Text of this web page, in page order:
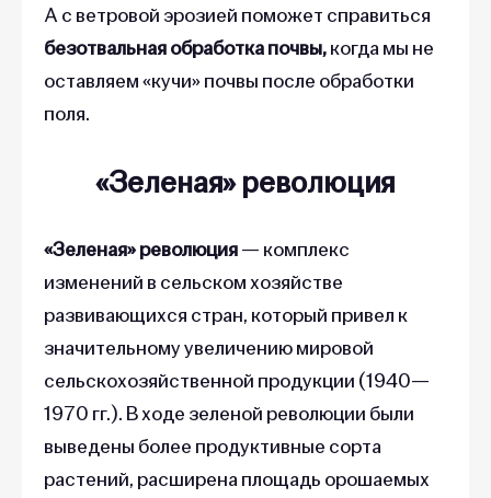
А с ветровой эрозией поможет справиться
безотвальная обработка почвы,когда мы не
оставляем «кучи» почвы после обработки
поля.
«Зеленая» революция
«Зеленая» революция— комплекс
изменений в сельском хозяйстве
развивающихся стран, который привел к
значительному увеличению мировой
сельскохозяйственной продукции (1940—
1970 гг.). В ходе зеленой революции были
выведены более продуктивные сорта
растений, расширена площадь орошаемых